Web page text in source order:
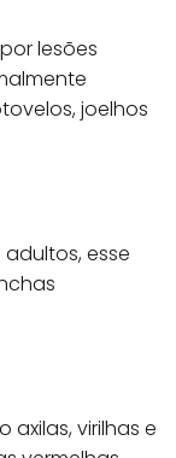
lesões
joelhos
esse
virilhas e